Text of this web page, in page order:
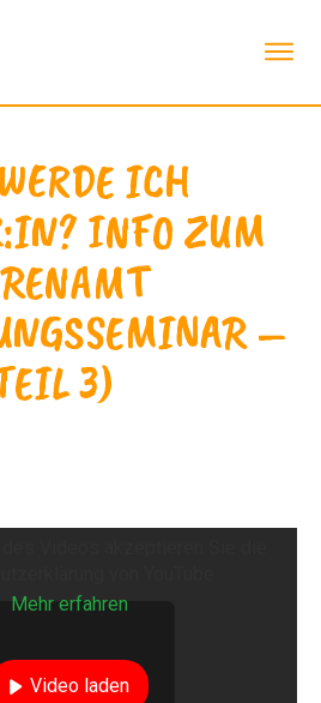
ICH
INFO ZUM
–
3)
Mehr erfahren
Video laden